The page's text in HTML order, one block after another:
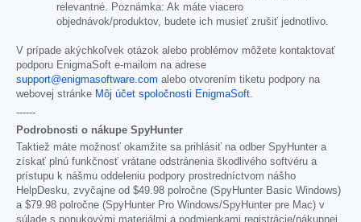
relevantné. Poznámka: Ak máte viacero
objednávok/produktov, budete ich musieť zrušiť jednotlivo.
V prípade akýchkoľvek otázok alebo problémov môžete kontaktovať
podporu EnigmaSoft e-mailom na adrese
support@enigmasoftware.com alebo otvorením tiketu podpory na
webovej stránke Môj účet spoločnosti EnigmaSoft.
------
Podrobnosti o nákupe SpyHunter
Taktiež máte možnosť okamžite sa prihlásiť na odber SpyHunter a
získať plnú funkčnosť vrátane odstránenia škodlivého softvéru a
prístupu k nášmu oddeleniu podpory prostredníctvom nášho
HelpDesku, zvyčajne od $49.98 polročne (SpyHunter Basic Windows)
a $79.98 polročne (SpyHunter Pro Windows/SpyHunter pre Mac) v
súlade s ponukovými materiálmi a podmienkami registrácie/nákupnej